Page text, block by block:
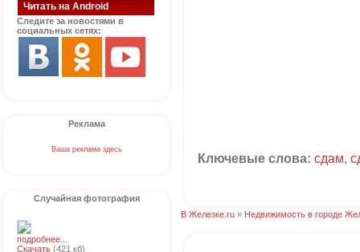
Читать на Android
Следите за новостями в
социальных сетях:
Реклама
Ваша реклама здесь
Случайная фотография
подробнее...
Скачать (421 кб)
Ключевые слова: сдам,
В Железке.ru » Недвижимость в городе